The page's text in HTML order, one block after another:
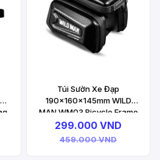
Túi Sườn Xe Đạp
190x160x145mm WILD
MAN WM03 Bicycle Frame
Bag
299.000 VND
459.000 VND